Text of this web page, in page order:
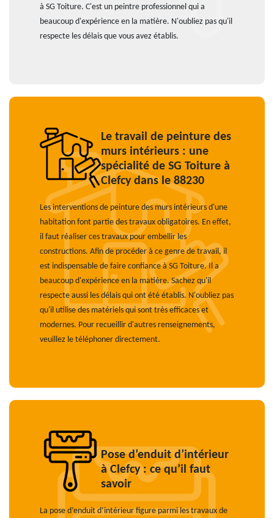
à SG Toiture. C'est un peintre professionnel qui a
beaucoup d'expérience en la matière. N'oubliez pas qu'il
respecte les délais que vous avez établis.
Le travail de peinture des
murs intérieurs : une
spécialité de SG Toiture à
Clefcy dans le 88230
Les interventions de peinture des murs intérieurs d'une
habitation font partie des travaux obligatoires. En effet,
il faut réaliser ces travaux pour embellir les
constructions. Afin de procéder à ce genre de travail, il
est indispensable de faire confiance à SG Toiture. Il a
beaucoup d'expérience en la matière. Sachez qu'il
respecte aussi les délais qui ont été établis. N'oubliez pas
qu'il utilise des matériels qui sont très efficaces et
modernes. Pour recueillir d'autres renseignements,
veuillez le téléphoner directement.
Pose d’enduit d’intérieur
à Clefcy : ce qu’il faut
savoir
La pose d’enduit d’intérieur figure parmi les travaux de